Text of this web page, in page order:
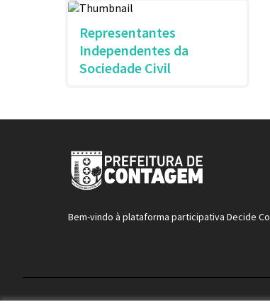
Representantes
Independentes da
Sociedade Civil
Bem-vindo à plataforma participativa Decide